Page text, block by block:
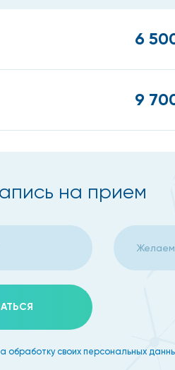
6
9
на прием
обработку своих персональных